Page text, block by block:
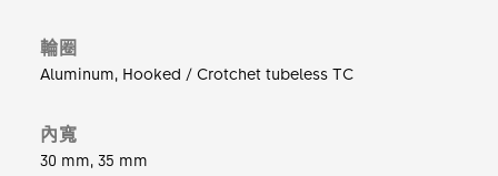
輪圈
Aluminum, Hooked / Crotchet tubeless TC
內寬
30 mm, 35 mm